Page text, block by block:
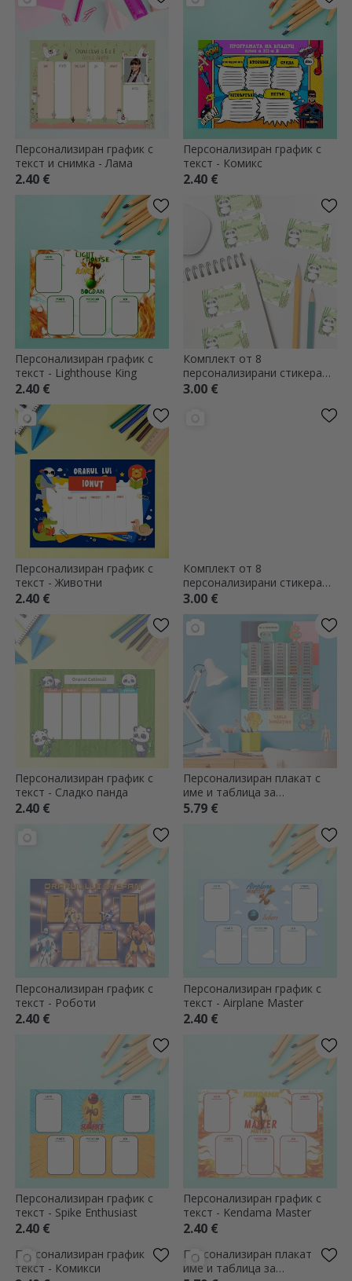
Персонализиран график с
текст и снимка - Лама
2.40 €
Персонализиран график с
текст - Комикс
2.40 €
Персонализиран график с
текст - Lighthouse King
2.40 €
Комплект от 8
персонализирани стикера
(самозалепващи се етикети)
3.00 €
Персонализиран график с
текст - Животни
2.40 €
Комплект от 8
персонализирани стикера
(самозалепващи се етикети)
за училище - Комикси
3.00 €
Персонализиран график с
текст - Сладко панда
2.40 €
Персонализиран плакат с
име и таблица за
умножение - Роботи
5.79 €
Персонализиран график с
текст - Роботи
2.40 €
Персонализиран график с
текст - Airplane Master
2.40 €
Персонализиран график с
текст - Spike Enthusiast
2.40 €
Персонализиран график с
текст - Kendama Master
2.40 €